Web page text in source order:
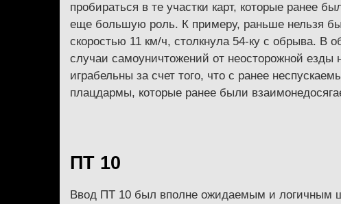
пробираться в те участки карт, которые ранее
еще большую роль. К примеру, раньше нельзя
скоростью 11 км/ч, столкнула 54-ку с обрыва. В
случаи самоуничтожений от неосторожной
играбельны за счет того, что с ранее
плацдармы, которые ранее были
ПТ 10
Ввод ПТ 10 был вполне ожидаемым и логичным